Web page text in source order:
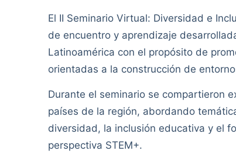
El II Seminario Virtual: Diversidad e
de encuentro y aprendizaje
Latinoamérica con el propósito de
orientadas a la construcción de
Durante el seminario se compartieron
países de la región, abordando
diversidad, la inclusión educativa y el
perspectiva STEM+.